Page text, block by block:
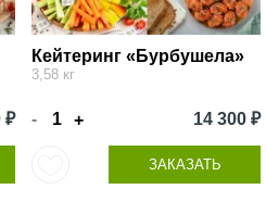
₽
Кейтеринг «Бурбушела»
3,58 кг
- + 14 300 ₽
ЗАКАЗАТЬ